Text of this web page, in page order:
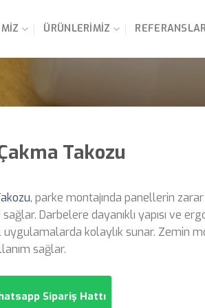
ÜRÜNLERIMIZ REFERANSLAR
Takozu
, parke montajında panellerin
Darbelere dayanıklı yapısı ve
kolaylık sunar. Zemin
sağlar.
Sipariş Hattı